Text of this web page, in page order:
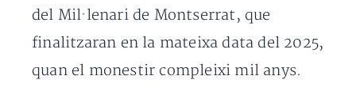
del Mil·lenari de Montserrat, que
finalitzaran en la mateixa data del 2025,
quan el monestir compleixi mil anys.